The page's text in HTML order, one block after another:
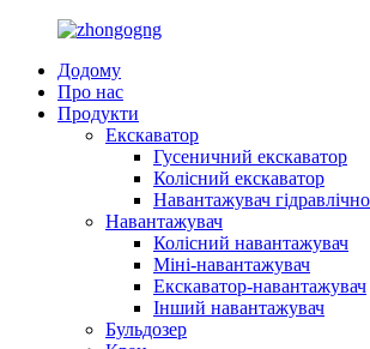
Додому
Про нас
Продукти
Екскаватор
Гусеничний екскаватор
Колісний екскаватор
Навантажувач
Навантажувач
Колісний навантажувач
Міні-навантажувач
Екскаватор-навантажувач
Інший навантажувач
Бульдозер